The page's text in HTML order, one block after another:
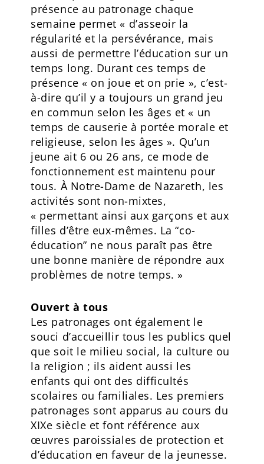
présence au patronage chaque
semaine permet « d’asseoir la
régularité et la persévérance, mais
aussi de permettre l’éducation sur un
temps long. Durant ces temps de
présence « on joue et on prie », c’est-
à-dire qu’il y a toujours un grand jeu
en commun selon les âges et « un
temps de causerie à portée morale et
religieuse, selon les âges ». Qu’un
jeune ait 6 ou 26 ans, ce mode de
fonctionnement est maintenu pour
tous. À Notre-Dame de Nazareth, les
activités sont non-mixtes,
« permettant ainsi aux garçons et aux
filles d’être eux-mêmes. La “co-
éducation” ne nous paraît pas être
une bonne manière de répondre aux
problèmes de notre temps. »
Ouvert à tous
Les patronages ont également le
souci d’accueillir tous les publics quel
que soit le milieu social, la culture ou
la religion ; ils aident aussi les
enfants qui ont des difficultés
scolaires ou familiales. Les premiers
patronages sont apparus au cours du
XIXe siècle et font référence aux
œuvres paroissiales de protection et
d’éducation en faveur de la jeunesse.